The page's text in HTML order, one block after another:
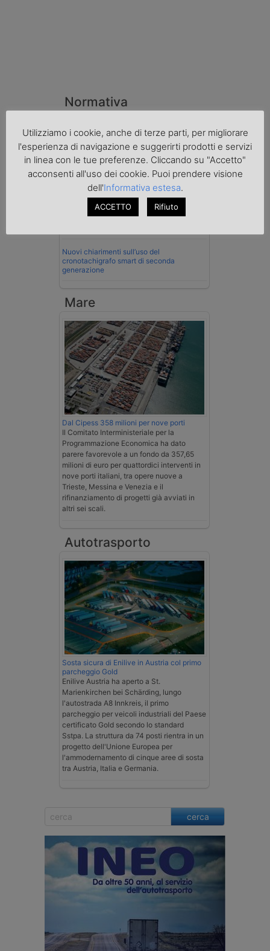
Normativa
col muletto
Cassazione conferma validità multe per
velocità col cronotachigrafo
La Cassazione conferma la qualifica di
spedizioniere-vettore
Esenzione Iva nei trasporti internazionali
Nuovi chiarimenti sull’uso del
cronotachigrafo smart di seconda
generazione
Mare
Dal Cipess 358 milioni per nove porti
Il Comitato Interministeriale per la
Programmazione Economica ha dato
parere favorevole a un fondo da 357,65
milioni di euro per quattordici interventi in
nove porti italiani, tra opere nuove a
Trieste, Messina e Venezia e il
rifinanziamento di progetti già avviati in
altri sei scali.
Autotrasporto
Sosta sicura di Enilive in Austria col primo
parcheggio Gold
Enilive Austria ha aperto a St.
Marienkirchen bei Schärding, lungo
l'autostrada A8 Innkreis, il primo
parcheggio per veicoli industriali del Paese
certificato Gold secondo lo standard
Sstpa. La struttura da 74 posti rientra in un
progetto dell'Unione Europea per
l'ammodernamento di cinque aree di sosta
tra Austria, Italia e Germania.
cerca
Utilizziamo i cookie, anche di terze parti, per migliorare
l'esperienza di navigazione e suggerirti prodotti e servizi
in linea con le tue preferenze. Cliccando su "Accetto"
acconsenti all'uso dei cookie. Puoi prendere visione
dell'Informativa estesa.
ACCETTO Rifiuto